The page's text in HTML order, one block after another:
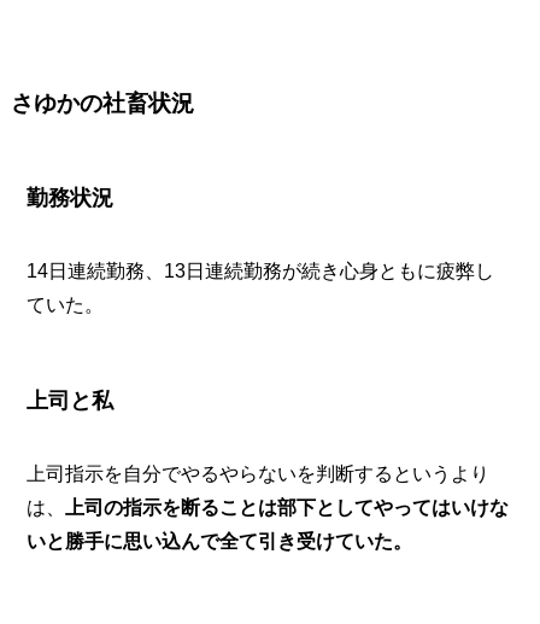
さゆかの社畜状況
勤務状況
14日連続勤務、13日連続勤務が続き心身ともに疲弊し
ていた。
上司と私
上司指示を自分でやるやらないを判断するというより
は、
上司の指示を断ることは部下としてやってはいけな
いと勝手に思い込んで全て引き受けていた。